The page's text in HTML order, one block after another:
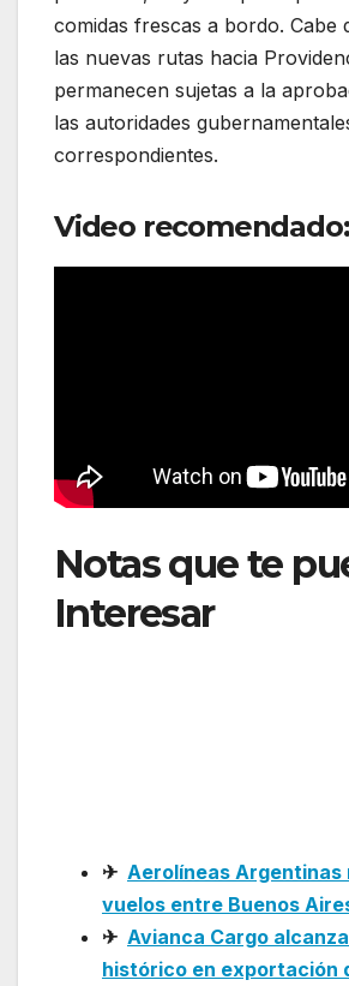
comidas frescas a bordo. Cabe
las nuevas rutas hacia
permanecen sujetas a la
las autoridades
correspondientes.
Video recomendado:
Notas que te
Interesar: Porter
✈ Aerolíneas Argentinas
vuelos entre Buenos
✈ Avianca Cargo
histórico en exportación